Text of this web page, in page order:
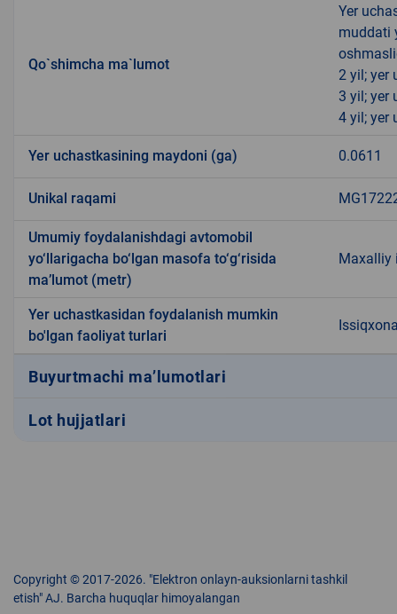
Qo`shimcha ma`lumot
Yer
muddati
2 yil; yer
3 yil; yer
4 yil; yer
Yer uchastkasining maydoni (ga) 0.0611
Unikal raqami
Umumiy foydalanishdagi avtomobil
yo‘llarigacha bo‘lgan masofa to‘g‘risida
ma’lumot (metr)
Maxalliy
Yer uchastkasidan foydalanish mumkin
bo'lgan faoliyat turlari
Buyurtmachi ma’lumotlari
Lot hujjatlari
Copyright © 2017-2026. "Elektron onlayn-auksionlarni tashkil
etish" AJ. Barcha huquqlar himoyalangan